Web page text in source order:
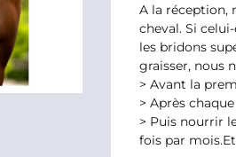
A la réception,
cheval. Si
les bridons
graisser, nous
> Avant la
> Après
> Puis nourrir
fois par